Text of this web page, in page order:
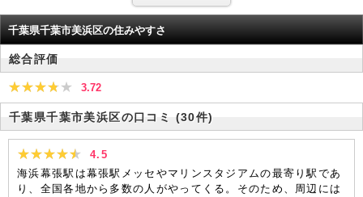
千葉県千葉市美浜区の住みやすさ
総合評価
3.72
千葉県千葉市美浜区の口コミ (30件)
4.5
海浜幕張駅は幕張駅メッセやマリンスタジアムの最寄り駅であ
り、全国各地から多数の人がやってくる。そのため、周辺には